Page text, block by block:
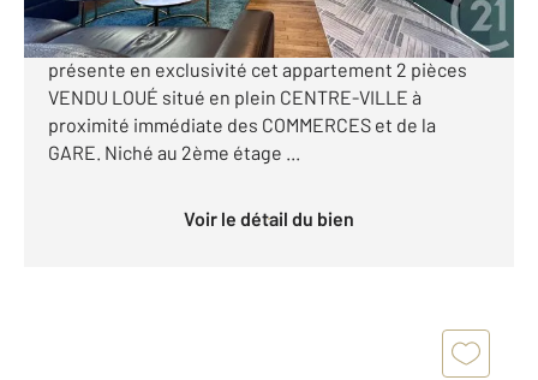
SAINT-OUEN L'AUMÔNE INVESTISSEMENT LOCATIF
(fin du bail en Avril 2027) Century21 Osmose vous
présente en exclusivité cet appartement 2 pièces
VENDU LOUÉ situé en plein CENTRE-VILLE à
proximité immédiate des COMMERCES et de la
GARE. Niché au 2ème étage ...
Voir le détail du bien